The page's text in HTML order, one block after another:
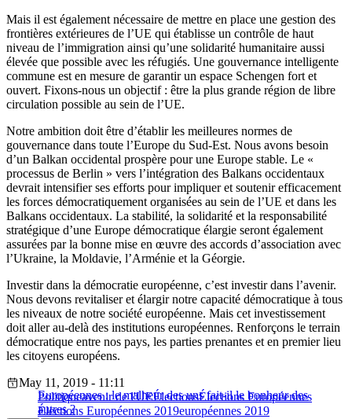
Mais il est également nécessaire de mettre en place une gestion des
frontières extérieures de l’UE qui établisse un contrôle de haut
niveau de l’immigration ainsi qu’une solidarité humanitaire aussi
élevée que possible avec les réfugiés. Une gouvernance intelligente
commune est en mesure de garantir un espace Schengen fort et
ouvert. Fixons-nous un objectif : être la plus grande région de libre
circulation possible au sein de l’UE.
Notre ambition doit être d’établir les meilleures normes de
gouvernance dans toute l’Europe du Sud-Est. Nous avons besoin
d’un Balkan occidental prospère pour une Europe stable. Le «
processus de Berlin » vers l’intégration des Balkans occidentaux
devrait intensifier ses efforts pour impliquer et soutenir efficacement
les forces démocratiquement organisées au sein de l’UE et dans les
Balkans occidentaux. La stabilité, la solidarité et la responsabilité
stratégique d’une Europe démocratique élargie seront également
assurées par la bonne mise en œuvre des accords d’association avec
l’Ukraine, la Moldavie, l’Arménie et la Géorgie.
Investir dans la démocratie européenne, c’est investir dans l’avenir.
Nous devons revitaliser et élargir notre capacité démocratique à tous
les niveaux de notre société européenne. Mais cet investissement
doit aller au-delà des institutions européennes. Renforçons le terrain
démocratique entre nos pays, les parties prenantes et en premier lieu
les citoyens européens.
Européennes : le malheur des uns fait-il le bonheur des
autres ?
May 11, 2019 - 11:11
Politiqueavenir de l'UEÉlectionsÉlections Européennes
Élections Européennes 2019européennes 2019